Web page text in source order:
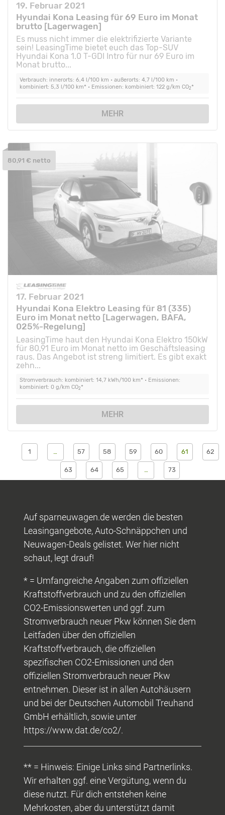
19. Februar 2021
Hyundai Kona Leasing für 69 Euro im Monat
brutto [Lagerwagen]
Es muss nicht immer die elektrifizierte Variante
sein! LeasingTime bietet euch das Top-SUV
Hyundai Kona 1.0 T-GDI Intro für nur 69 Euro im
Monat brutto...
Verbrauch: innerorts: 6,4 l/100 km • außerorts: 4,7 l/100 km •
kombiniert: 5,3 l/100 km* • Emissionen: kombiniert: 122 g/km CO2*
MEHR
17. Februar 2021
Hyundai Kona Elektro Leasing für 81 (335)
Euro im Monat netto [Lagerwagen, BAFA,
025%-Regelung]
LeasingTime haut den Hyundai Kona Elektro 150kW
für 80,91 Euro im Monat netto im Geschäftsleasing
raus. Das Angebot ist streng limitiert. Es gibt exakt
zehn...
Stromverbrauch: kombiniert: 14,7 kWh/100 km* • Emissionen:
kombiniert: 0 g/km CO2*
MEHR
80,91 € netto
1 57 58 59 60 61 62
63 64 65 … 73
Auf sparneuwagen.de werden die besten
Leasingangebote, Auto-Schnäppchen und
Neuwagen-Deals gelistet. Wer hier nicht
schaut, legt drauf!
* = Umfangreiche Angaben zum offiziellen
Kraftstoffverbrauch und zu den offiziellen
CO2-Emissionswerten und ggf. zum
Stromverbrauch neuer Pkw können Sie dem
Leitfaden über den offiziellen
Kraftstoffverbrauch, die offiziellen
spezifischen CO2-Emissionen und den
offiziellen Stromverbrauch neuer Pkw
entnehmen. Dieser ist in allen Autohäusern
und bei der Deutschen Automobil Treuhand
GmbH erhältlich, sowie unter
https://www.dat.de/co2/.
** = Hinweis: Einige Links sind Partnerlinks.
Wir erhalten ggf. eine Vergütung, wenn du
diese nutzt. Für dich entstehen keine
Mehrkosten, aber du unterstützt damit